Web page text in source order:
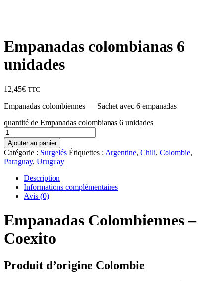
Empanadas colombianas 6
unidades
12,45€ TTC
Empanadas colombiennes — Sachet avec 6 empanadas
quantité de Empanadas colombianas 6 unidades
Ajouter au panier
Catégorie : Surgelés Étiquettes : Argentine, Chili, Colombie,
Paraguay, Uruguay
Description
Informations complémentaires
Avis (0)
Empanadas Colombiennes –
Coexito
Produit d’origine Colombie